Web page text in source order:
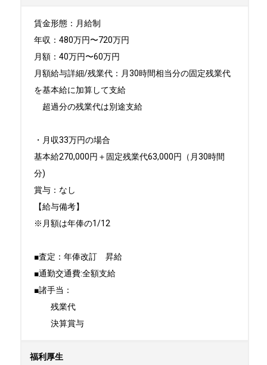
賃金形態：月給制
年収：480万円〜720万円
月額：40万円〜60万円
月額給与詳細/残業代：月30時間相当分の固定残業代
を基本給に加算して支給
超過分の残業代は別途支給
・月収33万円の場合
基本給270,000円＋固定残業代63,000円（月30時間
分)
賞与：なし
【給与備考】
※月額は年俸の1/12
■査定：年俸改訂　昇給
■通勤交通費:全額支給
■諸手当：
残業代
決算賞与
福利厚生